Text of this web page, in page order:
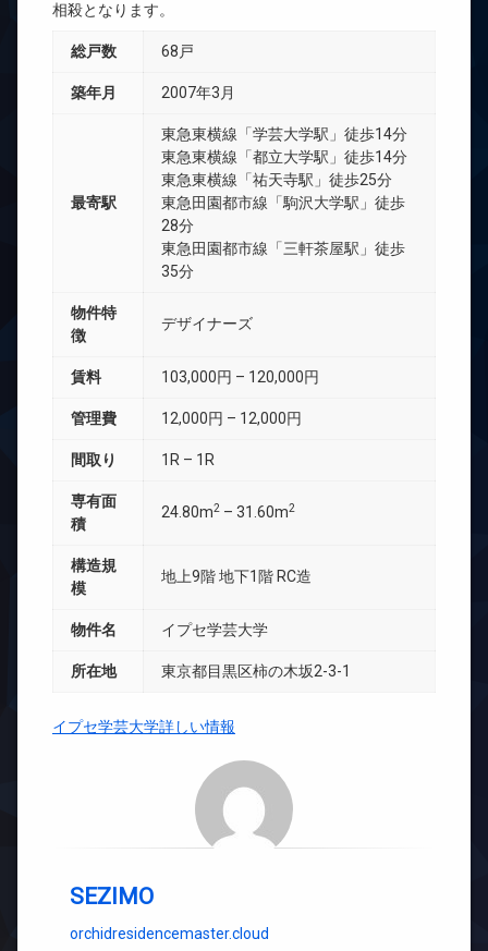
相殺となります。
総戸数 68戸
築年月 2007年3月
最寄駅
東急東横線「学芸大学駅」徒歩14分
東急東横線「都立大学駅」徒歩14分
東急東横線「祐天寺駅」徒歩25分
東急田園都市線「駒沢大学駅」徒歩
28分
東急田園都市線「三軒茶屋駅」徒歩
35分
物件特
徴
デザイナーズ
賃料 103,000円 – 120,000円
管理費 12,000円 – 12,000円
間取り 1R – 1R
専有面
積
24.80m2 – 31.60m2
構造規
模
地上9階 地下1階 RC造
物件名 イプセ学芸大学
所在地 東京都目黒区柿の木坂2-3-1
イプセ学芸大学詳しい情報
SEZIMO
orchidresidencemaster.cloud